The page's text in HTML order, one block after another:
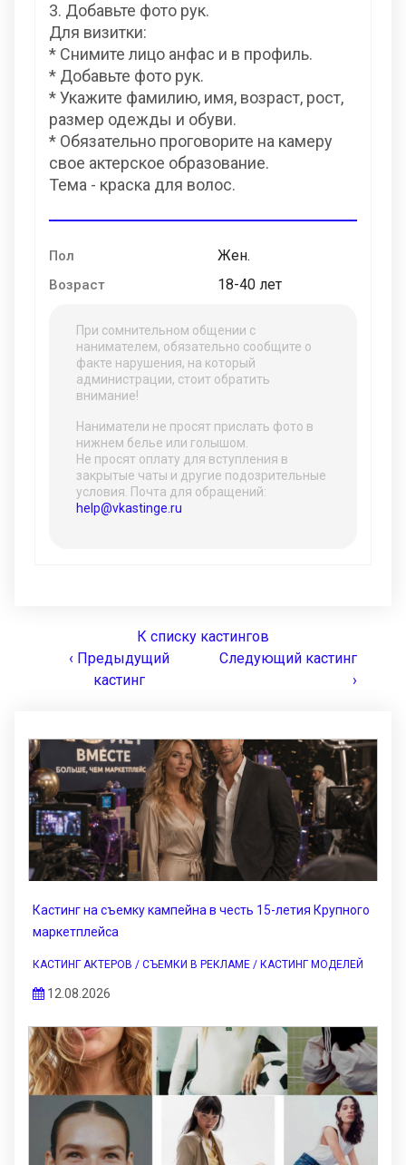
3. Добавьте фото рук.
Для визитки:
* Снимите лицо анфас и в профиль.
* Добавьте фото рук.
* Укажите фамилию, имя, возраст, рост,
размер одежды и обуви.
* Обязательно проговорите на камеру
свое актерское образование.
Тема - краска для волос.
Пол Жен.
Возраст 18-40 лет
При сомнительном общении с
нанимателем, обязательно сообщите о
факте нарушения, на который
администрации, стоит обратить
внимание!
Наниматели не просят прислать фото в
нижнем белье или голышом.
Не просят оплату для вступления в
закрытые чаты и другие подозрительные
условия. Почта для обращений:
help@vkastinge.ru
К списку кастингов
‹ Предыдущий
кастинг
Следующий кастинг
›
Кастинг на съемку кампейна в честь 15-летия Крупного
маркетплейса
КАСТИНГ АКТЕРОВ / СЪЕМКИ В РЕКЛАМЕ / КАСТИНГ МОДЕЛЕЙ
12.08.2026